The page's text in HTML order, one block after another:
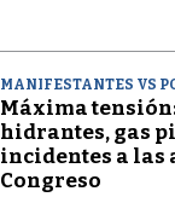
MANIFESTANTES VS
Máxima
hidrantes, gas
incidentes a las
Congreso